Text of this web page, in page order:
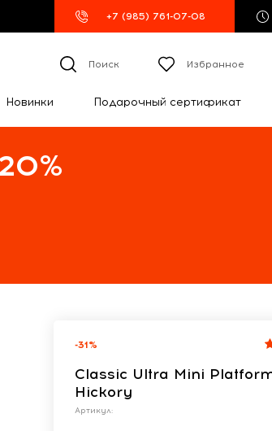
+7 (985) 761-07-08
Поиск Избранное
Новинки Подарочный сертификат
-31%
Classic Ultra Mini
Hickory
Артикул: